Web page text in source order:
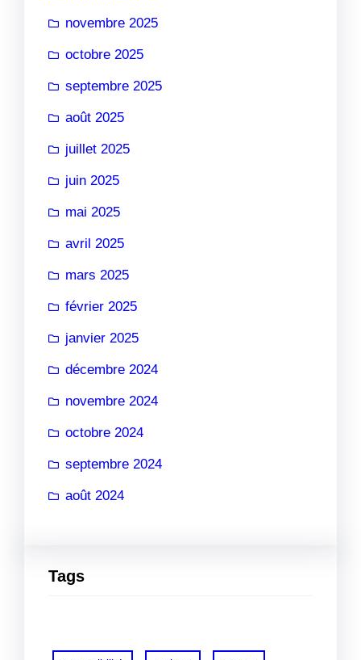
novembre 2025
octobre 2025
septembre 2025
août 2025
juillet 2025
juin 2025
mai 2025
avril 2025
mars 2025
février 2025
janvier 2025
décembre 2024
novembre 2024
octobre 2024
septembre 2024
août 2024
Tags